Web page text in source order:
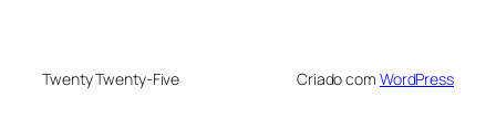
Twenty Twenty-Five Criado com WordPress